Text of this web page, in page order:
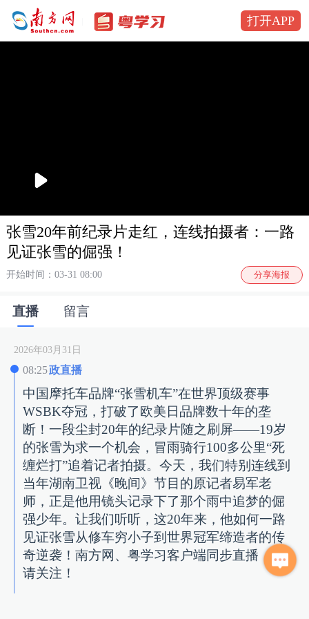
打开APP
播
张雪20年前纪录片走红，连线拍摄者：一路
见证张雪的倔强！
开始时间：03-31 08:00 分享海报
直播 留言
2026年03月31日
08:25政直播
中国摩托车品牌“张雪机车”在世界顶级赛事
WSBK夺冠，打破了欧美日品牌数十年的垄
断！一段尘封20年的纪录片随之刷屏——19岁
的张雪为求一个机会，冒雨骑行100多公里“死
缠烂打”追着记者拍摄。今天，我们特别连线到
当年湖南卫视《晚间》节目的原记者易军老
师，正是他用镜头记录下了那个雨中追梦的倔
强少年。让我们听听，这20年来，他如何一路
见证张雪从修车穷小子到世界冠军缔造者的传
奇逆袭！南方网、粤学习客户端同步直播，敬
请关注！